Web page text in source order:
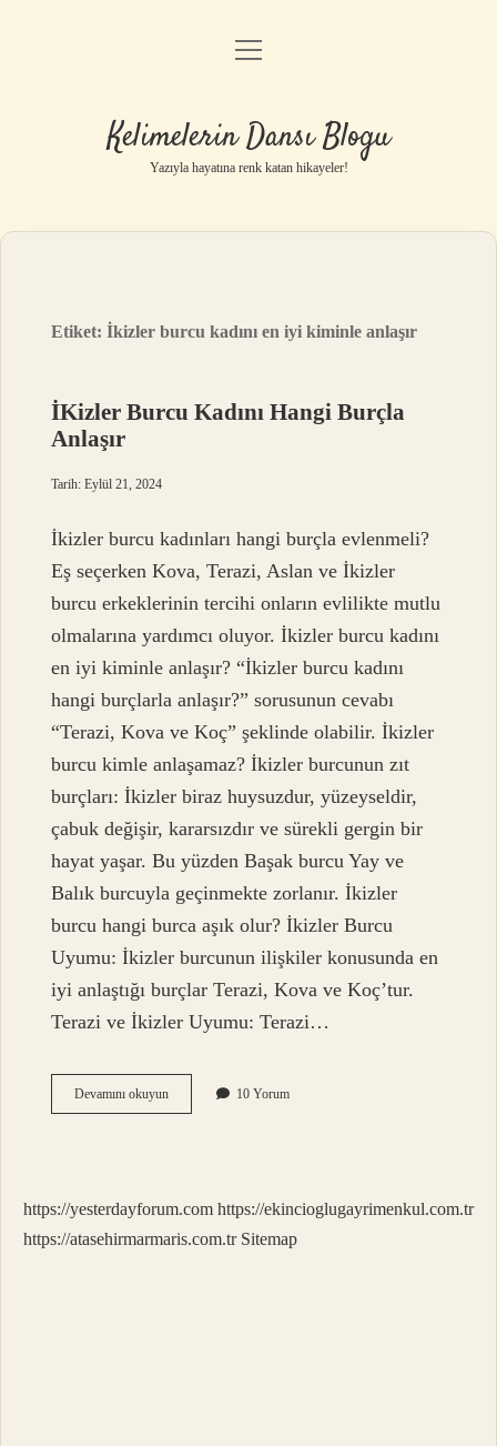
Anasayfa
Yasal Uyarı
menüyü
Kelimelerin Dansı Blogu
Yazıyla hayatına renk katan hikayeler!
Etiket:İkizler burcu kadını en iyi kiminle anlaşır
İKizler Burcu Kadını Hangi Burçla
Anlaşır
Tarih: Eylül 21, 2024
İkizler burcu kadınları hangi burçla evlenmeli?
Eş seçerken Kova, Terazi, Aslan ve İkizler
burcu erkeklerinin tercihi onların evlilikte mutlu
olmalarına yardımcı oluyor. İkizler burcu kadını
en iyi kiminle anlaşır? “İkizler burcu kadını
hangi burçlarla anlaşır?” sorusunun cevabı
“Terazi, Kova ve Koç” şeklinde olabilir. İkizler
burcu kimle anlaşamaz? İkizler burcunun zıt
burçları: İkizler biraz huysuzdur, yüzeyseldir,
çabuk değişir, kararsızdır ve sürekli gergin bir
hayat yaşar. Bu yüzden Başak burcu Yay ve
Balık burcuyla geçinmekte zorlanır. İkizler
burcu hangi burca aşık olur? İkizler Burcu
Uyumu: İkizler burcunun ilişkiler konusunda en
iyi anlaştığı burçlar Terazi, Kova ve Koç’tur.
Terazi ve İkizler Uyumu: Terazi…
Devamını okuyunİKizler
Burcu
10 Yorum
https://yesterdayforum.com https://ekincioglugayrimenkul.com.tr
https://atasehirmarmaris.com.tr Sitemap